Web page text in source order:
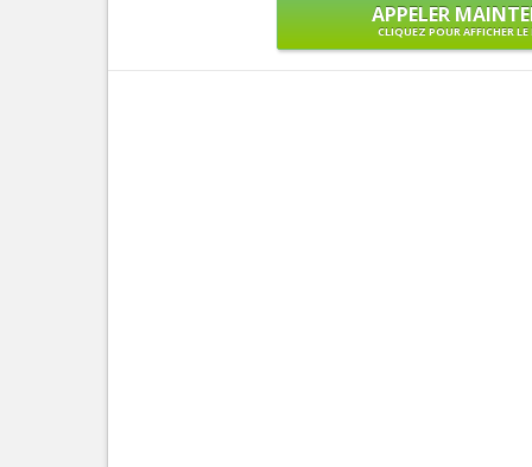
APPELER
CLIQUEZ POUR AFFICHER